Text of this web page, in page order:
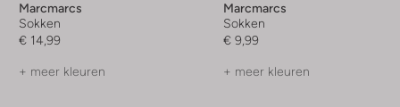
Marcmarcs
Sokken
€ 14,99
+ meer kleuren
Marcmarcs
Sokken
€ 9,99
+ meer kleuren